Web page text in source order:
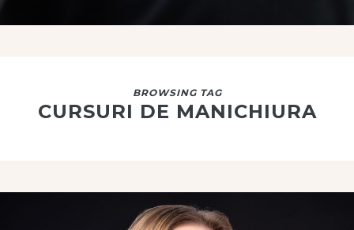
BROWSING TAG
CURSURI DE MANICHIURA